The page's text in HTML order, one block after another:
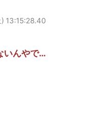
13:15:28.40
いんやで…